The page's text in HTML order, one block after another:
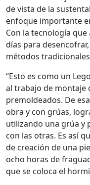
de vista de la
enfoque importante
Con la tecnología
días para
métodos
“Esto es como un
al trabajo de montaje
premoldeados. De
obra y con grúas,
utilizando una grúa y
con las otras. Es así
de creación de una
ocho horas de
que se coloca el